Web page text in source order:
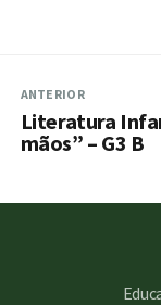
ANTERIOR
Literatura
mãos” – G3 B